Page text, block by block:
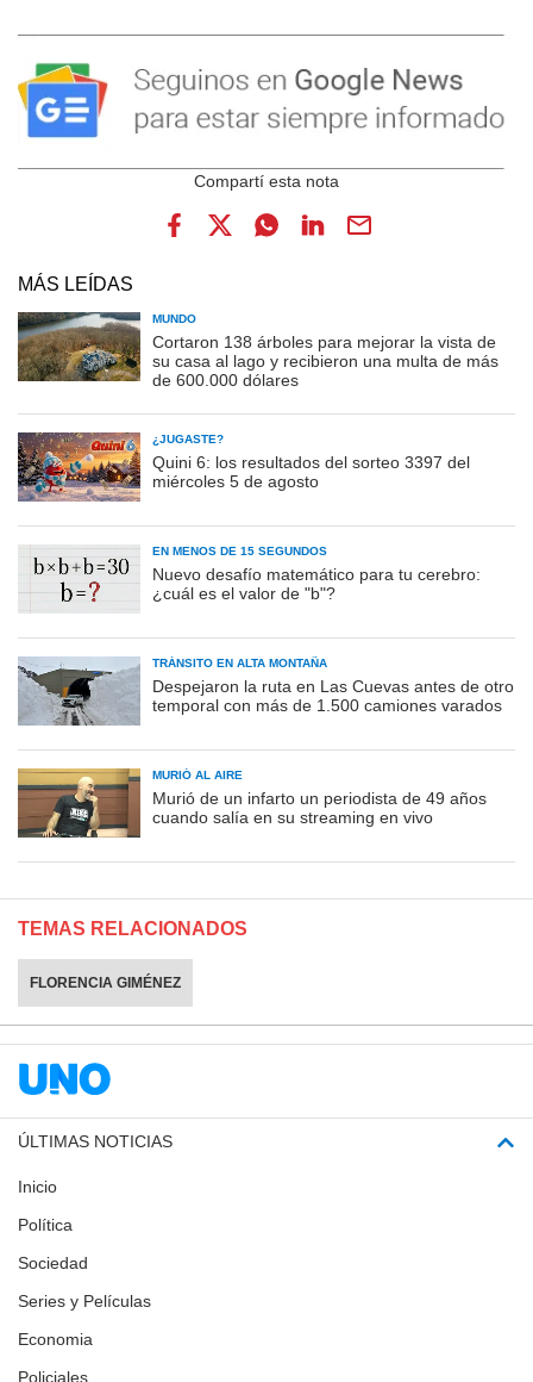
MÁS LEÍDAS
MUNDO
Cortaron 138 árboles para mejorar la vista de
su casa al lago y recibieron una multa de más
de 600.000 dólares
¿JUGASTE?
Quini 6: los resultados del sorteo 3397 del
miércoles 5 de agosto
EN MENOS DE 15 SEGUNDOS
Nuevo desafío matemático para tu cerebro:
¿cuál es el valor de "b"?
TRÁNSITO EN ALTA MONTAÑA
Despejaron la ruta en Las Cuevas antes de otro
temporal con más de 1.500 camiones varados
MURIÓ AL AIRE
Murió de un infarto un periodista de 49 años
cuando salía en su streaming en vivo
TEMAS RELACIONADOS
FLORENCIA GIMÉNEZ
ÚLTIMAS NOTICIAS
Inicio
Política
Sociedad
Series y Películas
Economia
Policiales